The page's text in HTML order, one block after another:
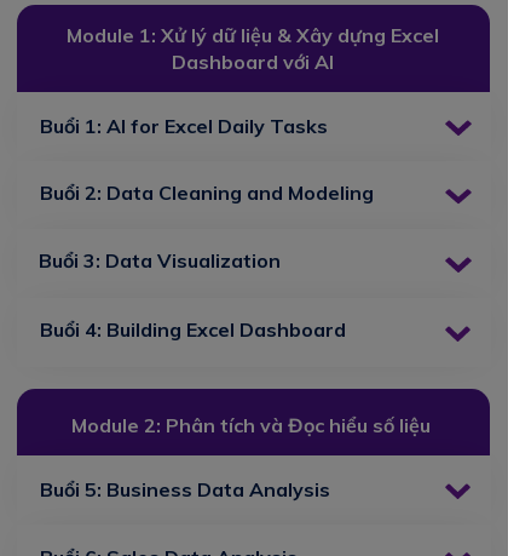
Module 2: Phân tích và Đọc hiểu số liệu
Buổi 5: Business Data Analysis
Module 1: Xử lý dữ liệu & Xây dựng Excel
Dashboard với AI
Buổi 1: AI for Excel Daily Tasks
Buổi 2: Data Cleaning and Modeling
Buổi 3: Data Visualization
Buổi 4: Building Excel Dashboard